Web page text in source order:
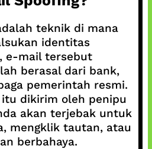
teknik di mana
identitas
e-mail tersebut
berasal dari bank,
pemerintah resmi.
dikirim oleh penipu
akan terjebak untuk
mengklik tautan, atau
berbahaya.